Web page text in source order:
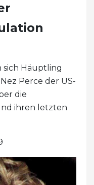
sich Häuptling
Perce der US-
die
ihren letzten